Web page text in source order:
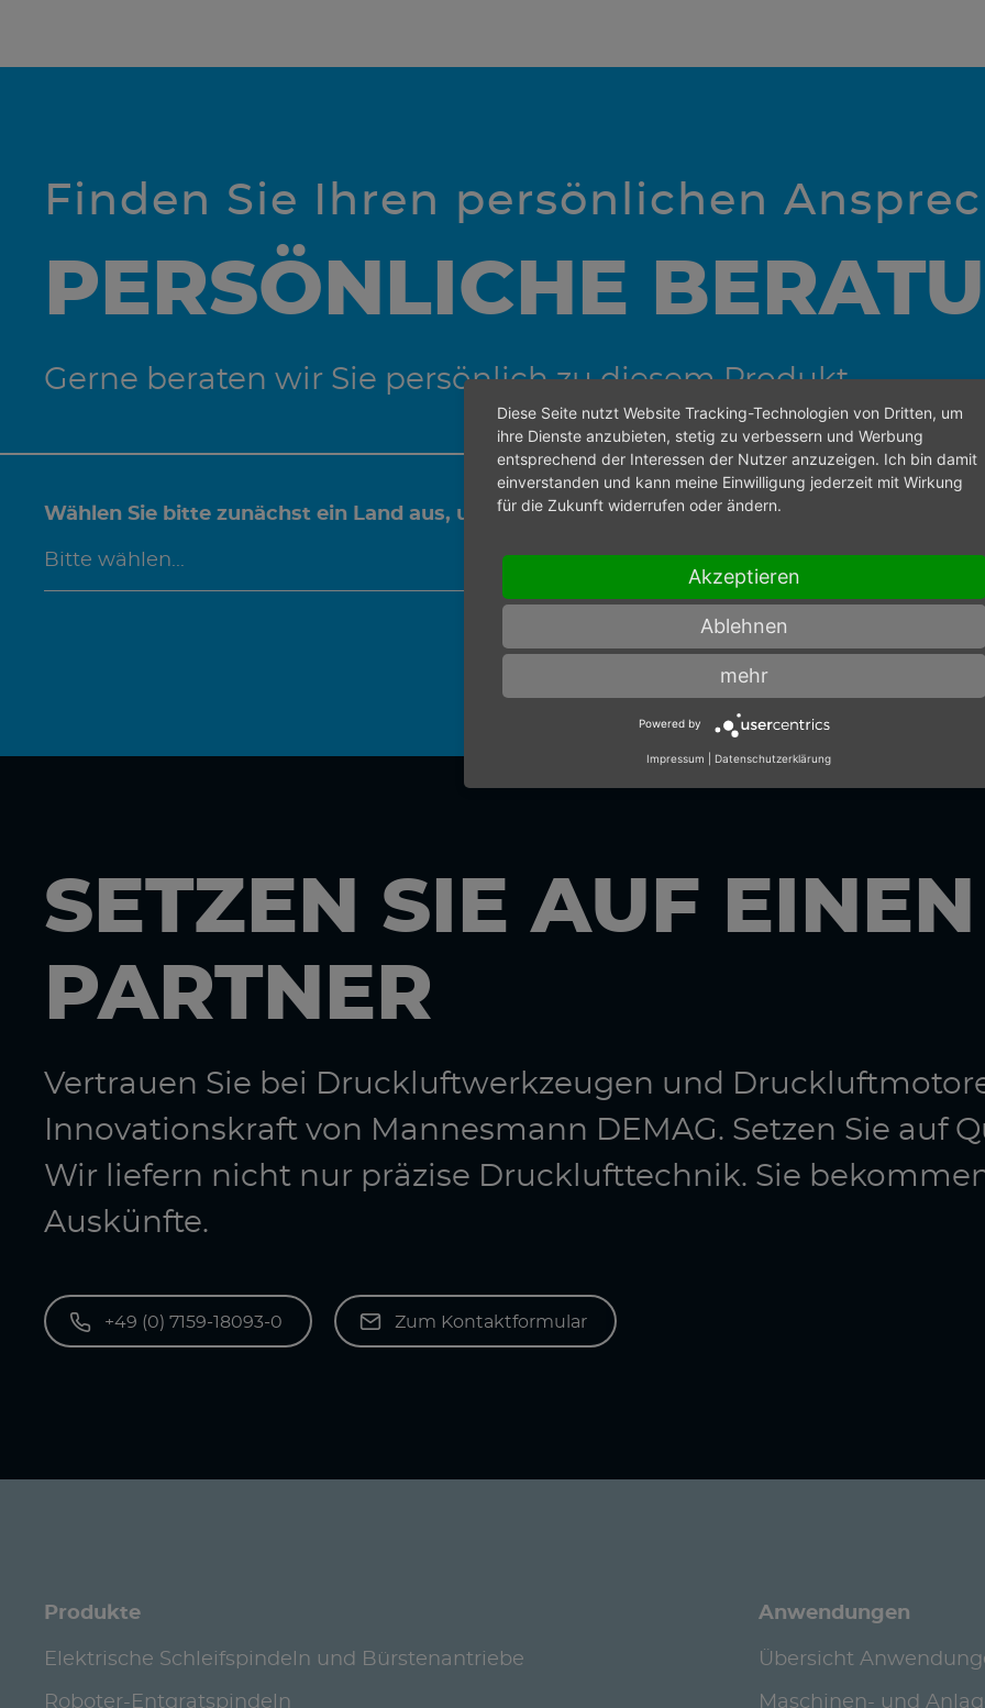
Finden Sie Ihren persönlichen
PERSÖNLICHE
Gerne beraten wir Sie persönlich zu diesem Produkt.
Wählen Sie bitte zunächst ein Land aus, um den richtigen Ansprechpartner zu finden.
SETZEN SIE AUF
PARTNER
Vertrauen Sie bei Druckluftwerkzeugen und
Innovationskraft von Mannesmann DEMAG. Setzen Sie auf
Wir liefern nicht nur präzise Drucklufttechnik. Sie
Auskünfte.
+49 (0) 7159-18093-0 Zum Kontaktformular
Produkte
Elektrische Schleifspindeln und Bürstenantriebe
Roboter-Entgratspindeln
Anwendungen
Übersicht
Maschinen- und
Diese Seite nutzt Website Tracking-Technologien von Dritten, um
ihre Dienste anzubieten, stetig zu verbessern und Werbung
entsprechend der Interessen der Nutzer anzuzeigen. Ich bin damit
einverstanden und kann meine Einwilligung jederzeit mit Wirkung
für die Zukunft widerrufen oder ändern.
Akzeptieren
Ablehnen
mehr
Powered by
Impressum Datenschutzerklärung